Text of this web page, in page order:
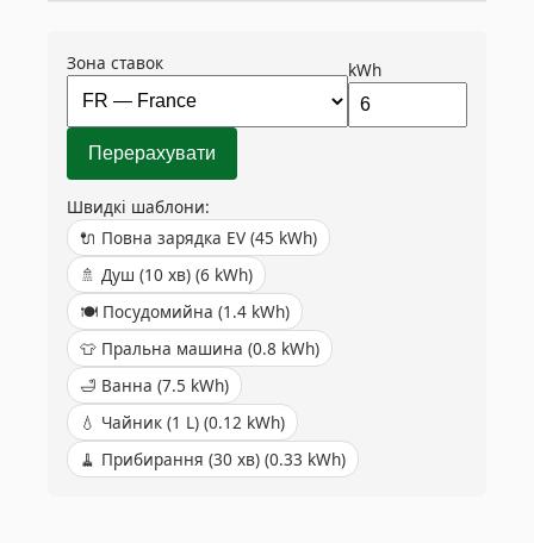
Зона ставок kWh
Перерахувати
Швидкі шаблони:
🔌 Повна зарядка EV (45 kWh)
🚿 Душ (10 хв) (6 kWh)
🍽️ Посудомийна (1.4 kWh)
👕 Пральна машина (0.8 kWh)
🛁 Ванна (7.5 kWh)
💧 Чайник (1 L) (0.12 kWh)
🧹 Прибирання (30 хв) (0.33 kWh)